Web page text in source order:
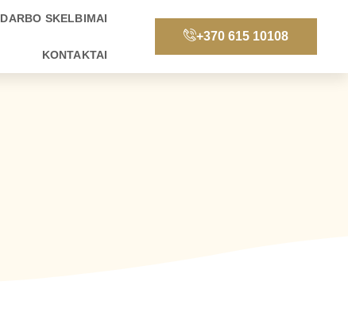
DARBO SKELBIMAI
KONTAKTAI
+370 615 10108